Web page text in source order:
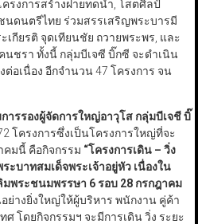
รงการสร้างฝายทดน้ำ, โสตศิลป์
นดนตรีไทย ร่วมสรรเสริญพระบารมี
เกียรติ จุดเทียนชัย ถวายพระพร, และ
นชรา ทั้งนี้ กลุ่มบีเจซี บิ๊กซี จะดำเนิน
ต่อเนื่อง อีกจำนวน 47 โครงการ จน
ารรองผู้จัดการใหญ่อาวุโส กลุ่มบีเจชี บิ๊
โครงการซึ่งเป็นโครงการใหญ่ที่จะ
คมนี้ คือกิจกรรม “โครงการเดิน – วิ่ง
ะบาทสมเด็จพระเจ้าอยู่หัว เนื่องใน
มพระชนมพรรษา 6รอบ 28กรกฎาคม
ย่างยิ่งใหญ่ให้ผู้บริหาร พนักงาน คู่ค้า
โดยกิจกรรมฯ จะมีการเดิน วิ่ง ระยะ